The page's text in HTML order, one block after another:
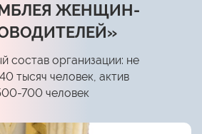
ЖЕНЩИН-
состав организации: не
тысяч человек, актив
700 человек